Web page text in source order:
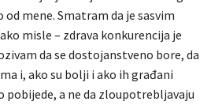
mene. Smatram da je sasvim
misle – zdrava konkurencija je
da se dostojanstveno bore, da
i, ako su bolji i ako ih građani
pobijede, a ne da zloupotrebljavaju